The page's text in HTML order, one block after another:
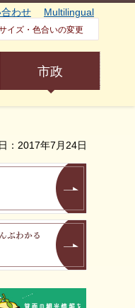
わせ Multilingual
イズ・色合いの変更
市政
：2017年7月24日